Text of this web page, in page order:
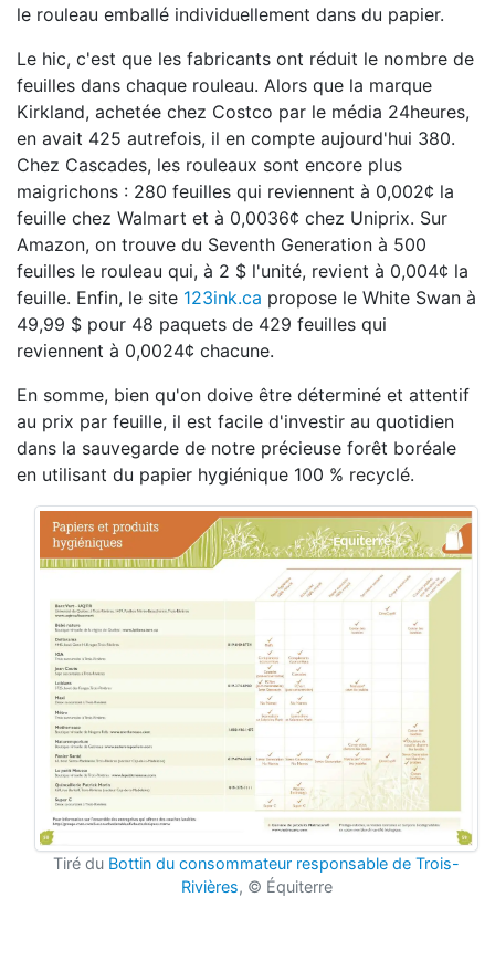
le rouleau emballé individuellement dans du papier.
Le hic, c'est que les fabricants ont réduit le nombre de
feuilles dans chaque rouleau. Alors que la marque
Kirkland, achetée chez Costco par le média 24heures,
en avait 425 autrefois, il en compte aujourd'hui 380.
Chez Cascades, les rouleaux sont encore plus
maigrichons : 280 feuilles qui reviennent à 0,002¢ la
feuille chez Walmart et à 0,0036¢ chez Uniprix. Sur
Amazon, on trouve du Seventh Generation à 500
feuilles le rouleau qui, à 2 $ l'unité, revient à 0,004¢ la
feuille. Enfin, le site 123ink.ca propose le White Swan à
49,99 $ pour 48 paquets de 429 feuilles qui
reviennent à 0,0024¢ chacune.
En somme, bien qu'on doive être déterminé et attentif
au prix par feuille, il est facile d'investir au quotidien
dans la sauvegarde de notre précieuse forêt boréale
en utilisant du papier hygiénique 100 % recyclé.
Tiré du Bottin du consommateur responsable de Trois-
Rivières, © Équiterre